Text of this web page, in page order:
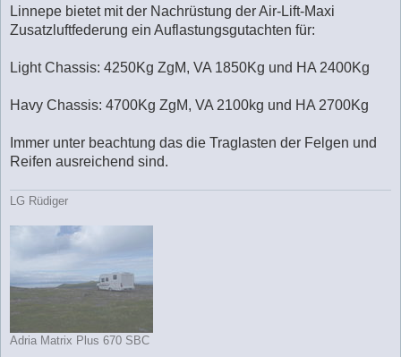
a
g
Linnepe bietet mit der Nachrüstung der Air-Lift-Maxi
Zusatzluftfederung ein Auflastungsgutachten für:
Light Chassis: 4250Kg ZgM, VA 1850Kg und HA 2400Kg
Havy Chassis: 4700Kg ZgM, VA 2100kg und HA 2700Kg
Immer unter beachtung das die Traglasten der Felgen und
Reifen ausreichend sind.
LG Rüdiger
Adria Matrix Plus 670 SBC